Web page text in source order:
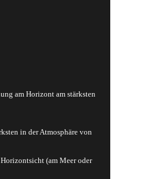
am Horizont am stärksten
in der Atmosphäre von
(am Meer oder